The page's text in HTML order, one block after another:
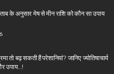
के अनुसार मेष से मीन राशि को कौन सा उपाय
तो बढ़ सकती हैं परेशानियां? जानिए ज्योतिषाचार्य
उपाय…!